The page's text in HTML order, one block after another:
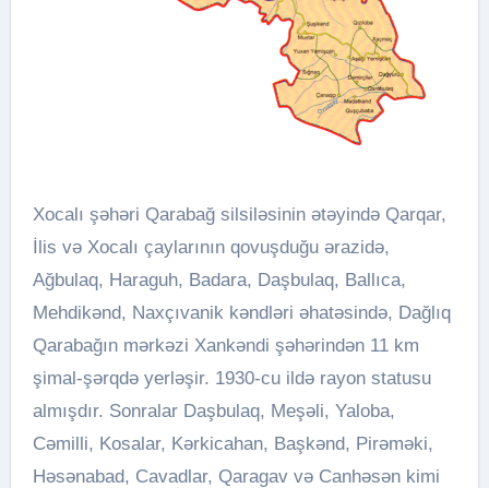
Xocalı şəhəri Qarabağ silsiləsinin ətəyində Qarqar,
İlis və Xocalı çaylarının qovuşduğu ərazidə,
Ağbulaq, Haraguh, Badara, Daşbulaq, Ballıca,
Mehdikənd, Naxçıvanik kəndləri əhatəsində, Dağlıq
Qarabağın mərkəzi Xankəndi şəhərindən 11 km
şimal-şərqdə yerləşir. 1930-cu ildə rayon statusu
almışdır. Sonralar Daşbulaq, Meşəli, Yaloba,
Cəmilli, Kosalar, Kərkicahan, Başkənd, Pirəməki,
Həsənabad, Cavadlar, Qaragav və Canhəsən kimi